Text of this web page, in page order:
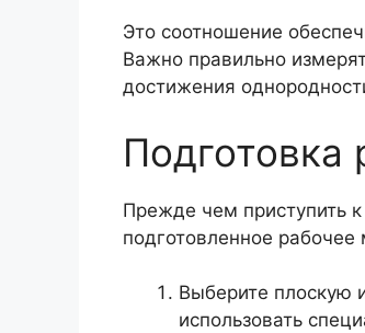
Это соотношение
Важно правильно
достижения
Подготовка
Прежде чем приступить
подготовленное
Выберите плоскую
использовать